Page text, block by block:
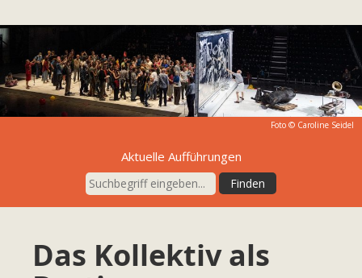
Foto © Caroline Seidel
Aktuelle Aufführungen
Das Kollektiv als